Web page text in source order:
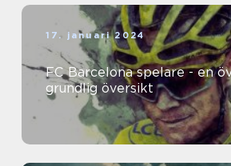
17. januari 2024
FC Barcelona spelare - en
grundlig översikt